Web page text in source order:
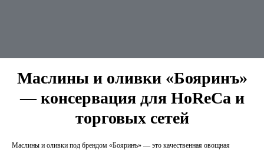
Маслины и оливки «Бояринъ»
— консервация для HoReCa и
торговых сетей
Маслины и оливки под брендом «Бояринъ» — это качественная овощная